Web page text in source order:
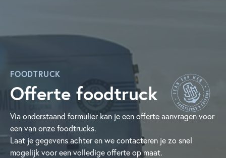
FOODTRUCK
Offerte foodtruck
Via onderstaand formulier kan je een offerte aanvragen voor
een van onze foodtrucks.
Laat je gegevens achter en we contacteren je zo snel
mogelijk voor een volledige offerte op maat.